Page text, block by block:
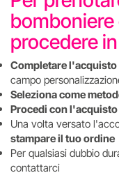
procedere
Completare l'acquisto
campo
Seleziona come
Procedi con l'acquisto
Una volta versato
stampare il tuo ordine
Per qualsiasi dubbio
contattarci